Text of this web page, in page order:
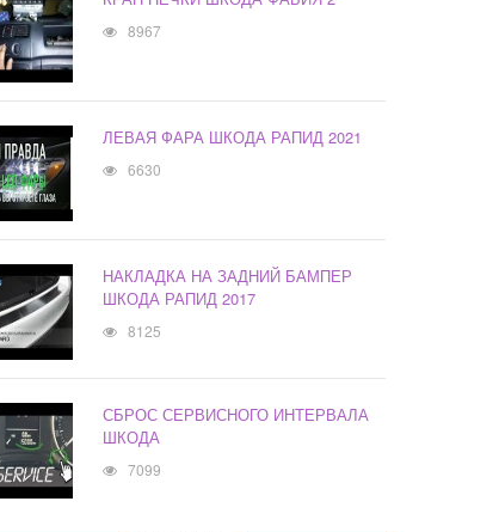
8967
ЛЕВАЯ ФАРА ШКОДА РАПИД 2021
6630
НАКЛАДКА НА ЗАДНИЙ БАМПЕР
ШКОДА РАПИД 2017
8125
СБРОС СЕРВИСНОГО ИНТЕРВАЛА
ШКОДА
7099